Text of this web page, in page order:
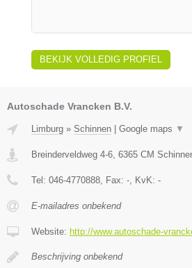
BEKIJK VOLLEDIG PROFIEL
Autoschade Vrancken B.V.
Limburg » Schinnen | Google maps ▼
Breinderveldweg 4-6 6365 CM
Tel: 046-4770888 , Fax: - , KvK: -
E-mailadres onbekend
Website: http://www.autoschade-
Beschrijving onbekend